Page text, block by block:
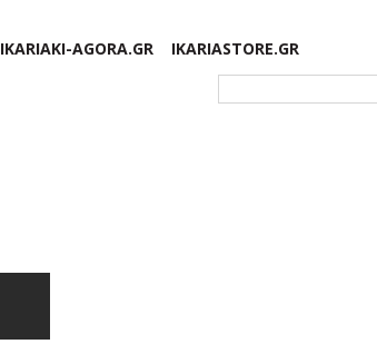
IKARIAKI-AGORA.GR
IKARIASTORE.GR